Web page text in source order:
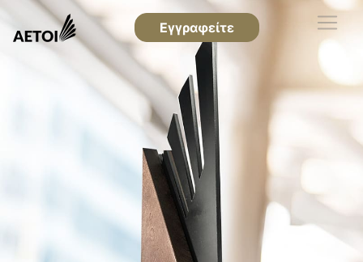
Εγγραφείτε